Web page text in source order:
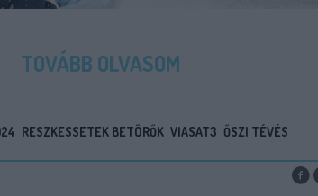
TOVÁBB OLVASOM
RESZKESSETEK BETÖRŐK VIASAT3 ŐSZI TÉVÉS